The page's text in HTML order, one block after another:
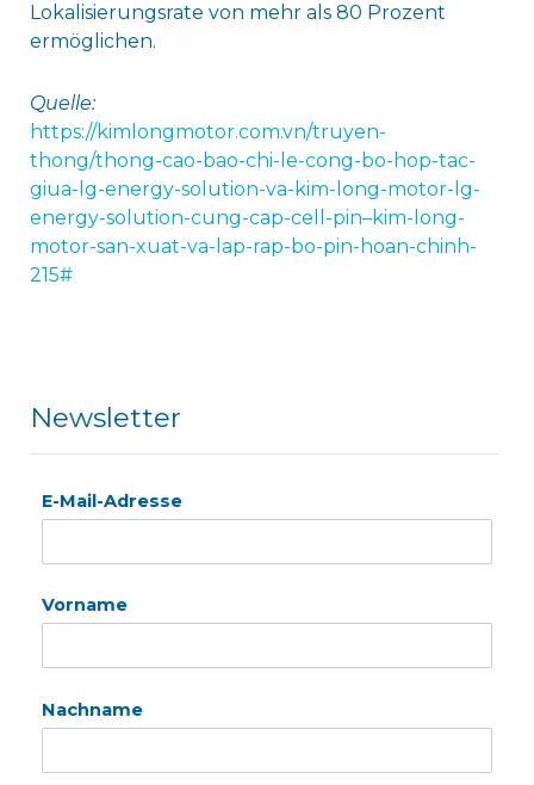
Lokalisierungsrate von mehr als 80 Prozent
ermöglichen.
Quelle:
https://kimlongmotor.com.vn/truyen-
thong/thong-cao-bao-chi-le-cong-bo-hop-tac-
giua-lg-energy-solution-va-kim-long-motor-lg-
energy-solution-cung-cap-cell-pin–kim-long-
motor-san-xuat-va-lap-rap-bo-pin-hoan-chinh-
215#
Newsletter
E-Mail-Adresse
Vorname
Nachname